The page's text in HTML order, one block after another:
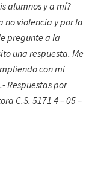
alumnos y a mí?
no violencia y por la
pregunte a la
una respuesta. Me
con mi
Respuestas por
C.S. 5171 4 – 05 –